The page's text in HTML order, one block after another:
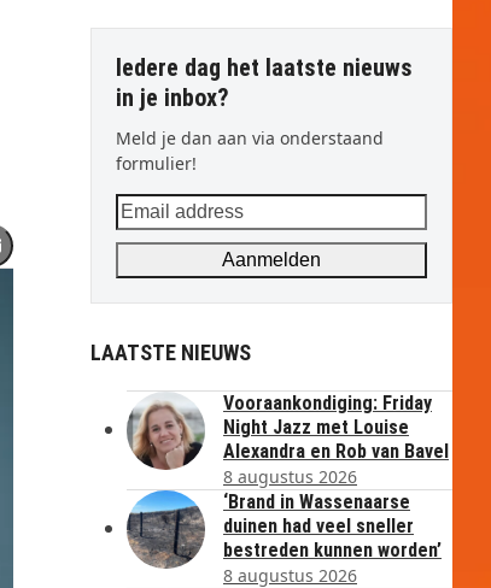
Iedere dag het laatste nieuws
in je inbox?
Meld je dan aan via onderstaand
formulier!
Email
address
Aanmelden
LAATSTE NIEUWS
Vooraankondiging: Friday
Night Jazz met Louise
Alexandra en Rob van Bavel
8 augustus 2026
‘Brand in Wassenaarse
duinen had veel sneller
bestreden kunnen worden’
8 augustus 2026